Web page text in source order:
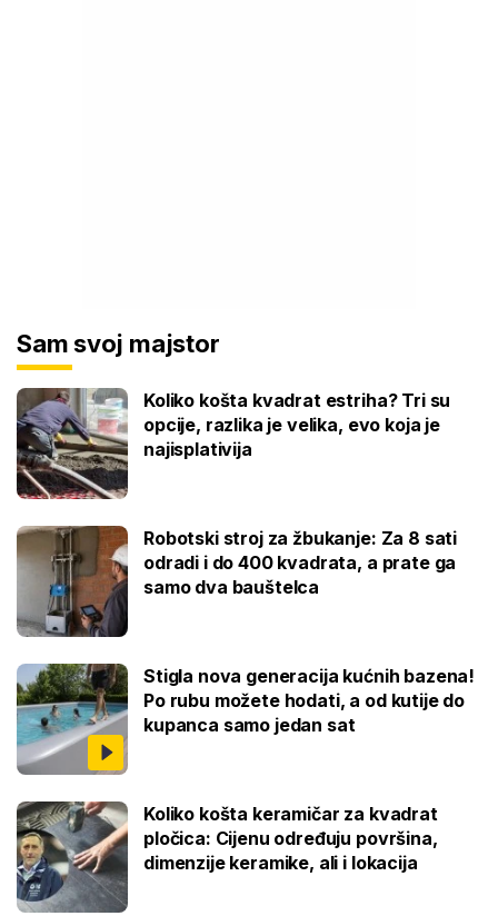
Sam svoj majstor
Koliko košta kvadrat estriha? Tri su
opcije, razlika je velika, evo koja je
najisplativija
Robotski stroj za žbukanje: Za 8 sati
odradi i do 400 kvadrata, a prate ga
samo dva bauštelca
Stigla nova generacija kućnih bazena!
Po rubu možete hodati, a od kutije do
kupanca samo jedan sat
Koliko košta keramičar za kvadrat
pločica: Cijenu određuju površina,
dimenzije keramike, ali i lokacija